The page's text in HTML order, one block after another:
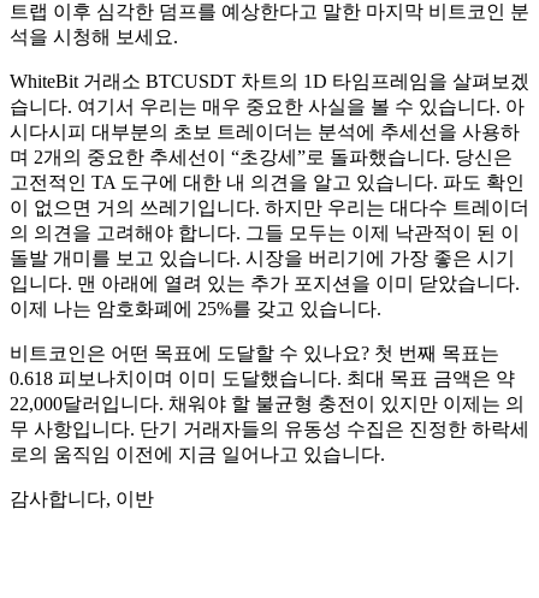
트랩 이후 심각한 덤프를 예상한다고 말한 마지막 비트코인 ​​분
석을 시청해 보세요.
WhiteBit 거래소 BTCUSDT 차트의 1D 타임프레임을 살펴보겠
습니다. 여기서 우리는 매우 중요한 사실을 볼 수 있습니다. 아
시다시피 대부분의 초보 트레이더는 분석에 추세선을 사용하
며 2개의 중요한 추세선이 “초강세”로 돌파했습니다. 당신은
고전적인 TA 도구에 대한 내 의견을 알고 있습니다. 파도 확인
이 없으면 거의 쓰레기입니다. 하지만 우리는 대다수 트레이더
의 의견을 고려해야 합니다. 그들 모두는 이제 낙관적이 된 이
돌발 개미를 보고 있습니다. 시장을 버리기에 가장 좋은 시기
입니다. 맨 아래에 열려 있는 추가 포지션을 이미 닫았습니다.
이제 나는 암호화폐에 25%를 갖고 있습니다.
비트코인은 어떤 목표에 도달할 수 있나요? 첫 번째 목표는
0.618 피보나치이며 이미 도달했습니다. 최대 목표 금액은 약
22,000달러입니다. 채워야 할 불균형 충전이 있지만 이제는 의
무 사항입니다. 단기 거래자들의 유동성 수집은 진정한 하락세
로의 움직임 이전에 지금 일어나고 있습니다.
감사합니다, 이반